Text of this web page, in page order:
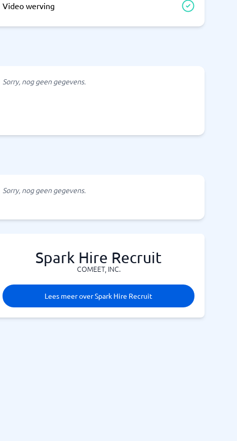
Video werving
Sorry, nog geen gegevens.
Sorry, nog geen gegevens.
Spark Hire Recruit
COMEET, INC.
Lees meer over Spark Hire Recruit